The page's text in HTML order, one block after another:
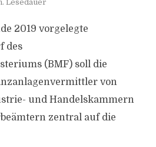
Lesedauer
2019 vorgelegte
des
(BMF) soll die
von
und Handelskammern
zentral auf die